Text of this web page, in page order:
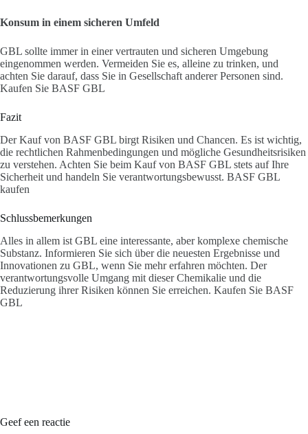
Konsum in einem sicheren Umfeld
GBL sollte immer in einer vertrauten und sicheren Umgebung
eingenommen werden. Vermeiden Sie es, alleine zu trinken, und
achten Sie darauf, dass Sie in Gesellschaft anderer Personen sind.
Kaufen Sie BASF GBL
Fazit
Der Kauf von BASF GBL birgt Risiken und Chancen. Es ist wichtig,
die rechtlichen Rahmenbedingungen und mögliche Gesundheitsrisiken
zu verstehen. Achten Sie beim Kauf von BASF GBL stets auf Ihre
Sicherheit und handeln Sie verantwortungsbewusst. BASF GBL
kaufen
Schlussbemerkungen
Alles in allem ist GBL eine interessante, aber komplexe chemische
Substanz. Informieren Sie sich über die neuesten Ergebnisse und
Innovationen zu GBL, wenn Sie mehr erfahren möchten. Der
verantwortungsvolle Umgang mit dieser Chemikalie und die
Reduzierung ihrer Risiken können Sie erreichen. Kaufen Sie BASF
GBL
Geef een reactie